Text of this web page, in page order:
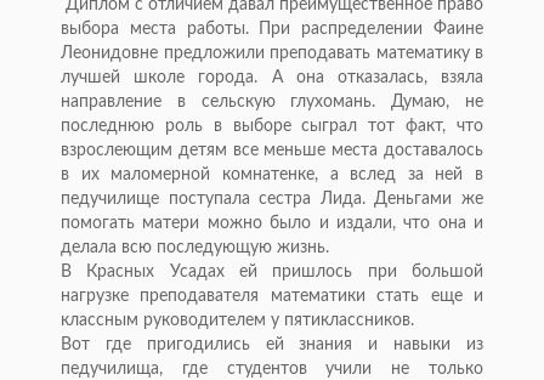
Диплом с отличием давал преимущественное право
выбора места работы. При распределении Фаине
Леонидовне предложили преподавать математику в
лучшей школе города. А она отказалась, взяла
направление в сельскую глухомань. Думаю, не
последнюю роль в выборе сыграл тот факт, что
взрослеющим детям все меньше места доставалось
в их маломерной комнатенке, а вслед за ней в
педучилище поступала сестра Лида. Деньгами же
помогать матери можно было и издали, что она и
делала всю последующую жизнь.
В Красных Усадах ей пришлось при большой
нагрузке преподавателя математики стать еще и
классным руководителем у пятиклассников.
Вот где пригодились ей знания и навыки из
педучилища, где студентов учили не только